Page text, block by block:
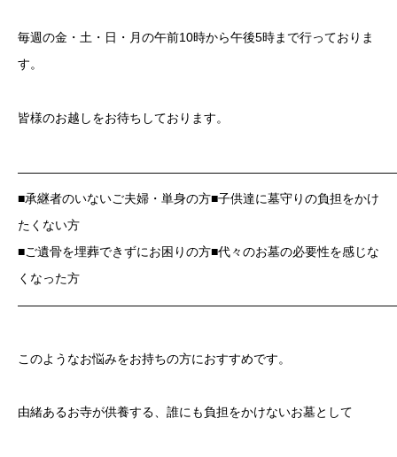
毎週の金・土・日・月の午前10時から午後5時まで行っておりま
す。
皆様のお越しをお待ちしております。
■承継者のいないご夫婦・単身の方■子供達に墓守りの負担をかけ
たくない方
■ご遺骨を埋葬できずにお困りの方■代々のお墓の必要性を感じな
くなった方
このようなお悩みをお持ちの方におすすめです。
由緒あるお寺が供養する、誰にも負担をかけないお墓として